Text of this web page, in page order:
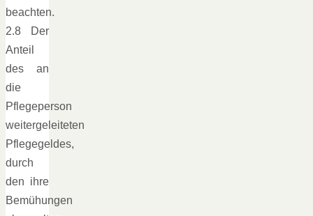
beachten.
2.8 Der
Anteil
des an
die
Pflegeperson
weitergeleiteten
Pflegegeldes,
durch
den ihre
Bemühungen